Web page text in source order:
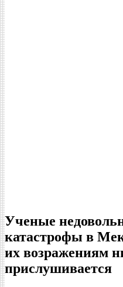
Ученые
катастрофы в
их возражениям
прислушивается